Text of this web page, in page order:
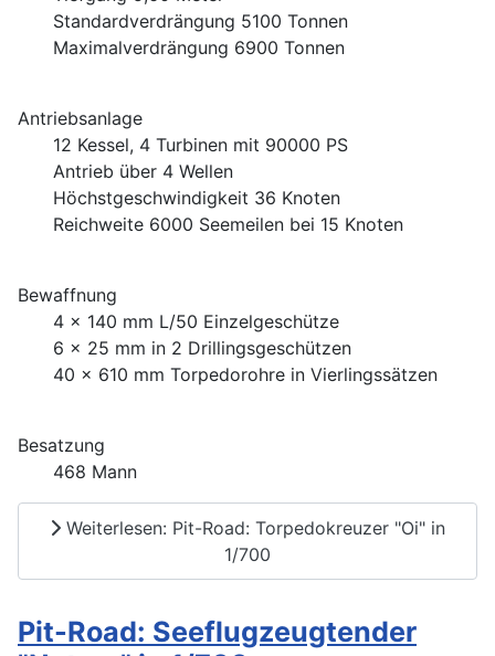
Standardverdrängung 5100 Tonnen
Maximalverdrängung 6900 Tonnen
Antriebsanlage
12 Kessel, 4 Turbinen mit 90000 PS
Antrieb über 4 Wellen
Höchstgeschwindigkeit 36 Knoten
Reichweite 6000 Seemeilen bei 15 Knoten
Bewaffnung
4 x 140 mm L/50 Einzelgeschütze
6 x 25 mm in 2 Drillingsgeschützen
40 x 610 mm Torpedorohre in Vierlingssätzen
Besatzung
468 Mann
Weiterlesen: Pit-Road: Torpedokreuzer "Oi" in
1/700
Pit-Road: Seeflugzeugtender